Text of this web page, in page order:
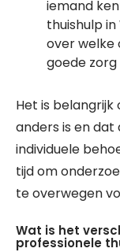
iemand
thuishulp
over welke
goede zorg
Het is
anders is en dat
individuele
tijd om
te overwegen
Wat is het
professionele